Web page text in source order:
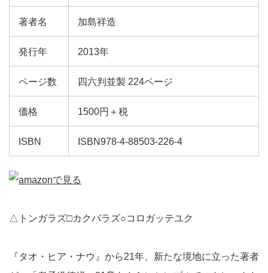
著者名 加島祥造
発行年 2013年
ページ数 四六判並製 224ページ
価格 1500円＋税
ISBN ISBN978-4-88503-226-4
△トンガラズ□カクバラズ○コロガッテユク
『タオ・ヒア・ナウ』から21年、新たな境地に立った著者